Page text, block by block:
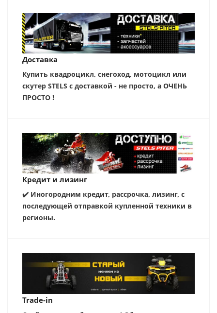
Доставка
Купить квадроцикл, снегоход, мотоцикл или
скутер STELS с доставкой - не просто, а ОЧЕНЬ
ПРОСТО !
Кредит и лизинг
✔️ Иногородним кредит, рассрочка, лизинг, с
последующей отправкой купленной техники в
регионы.
Trade-in